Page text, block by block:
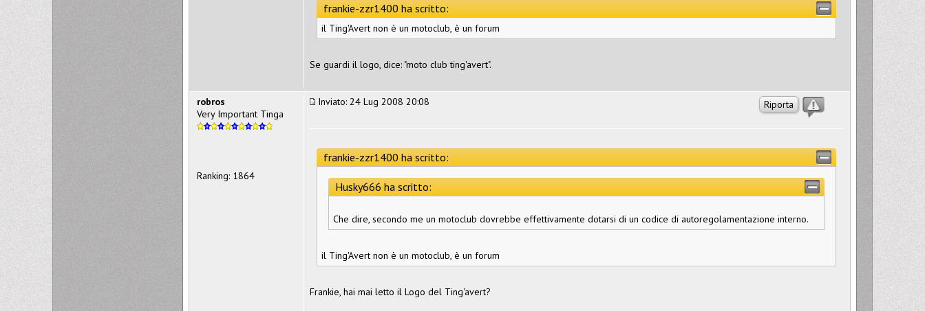
frankie-zzr1400 ha scritto:
il Ting'Avert non è un motoclub, è un forum
Se guardi il logo, dice: "moto club ting'avert".
Riporta
Inviato: 24 Lug 2008 20:08
frankie-zzr1400 ha scritto:
Husky666 ha scritto:
Che dire, secondo me un motoclub dovrebbe effettivamente dotarsi di un codice di autoregolamentazione interno.
il Ting'Avert non è un motoclub, è un forum
Frankie, hai mai letto il Logo del Ting'avert?
robros
Very Important Tinga
Ranking: 1864